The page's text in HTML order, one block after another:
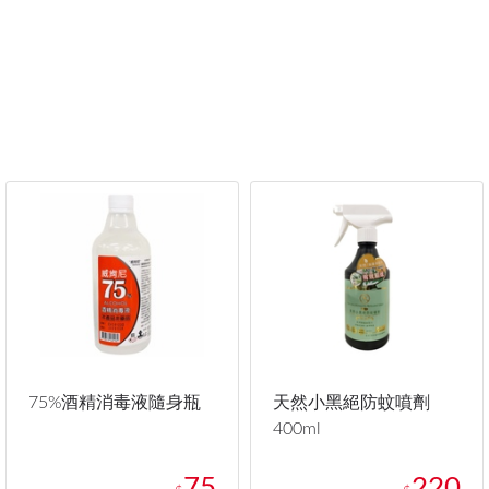
75%酒精消毒液隨身瓶
天然小黑絕防蚊噴劑
400ml